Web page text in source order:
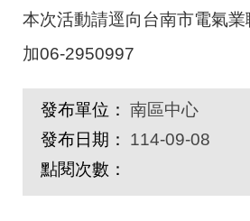
本次活動請逕向台南市電氣
加06-2950997
發布單位： 南區中心
發布日期：
114-09-08
點閱次數：